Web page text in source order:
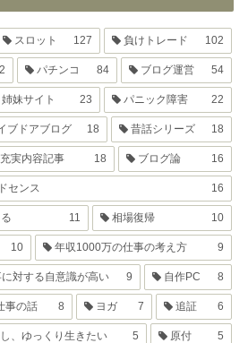
スロット 127 負けトレード 102
パチンコ 84 ブログ運営 54
姉妹サイト 23 パニック障害 22
ブドアブログ 18 昔話シリーズ 18
実内容記事 18 ブログ論 16
センス 16
11 相場復帰 10
10 年収1000万の仕事の考え方 9
対する自意識が高い 9 自作PC 8
事の話 8 ヨガ 7 追証 6
、ゆっくり生きたい 5 原付 5